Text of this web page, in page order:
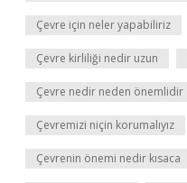
Çevre için neler yapabiliriz
Çevre kirliliği nedir uzun
Çevre nedir neden önemlidir
Çevremizi niçin korumalıyız
Çevrenin önemi nedir kısaca